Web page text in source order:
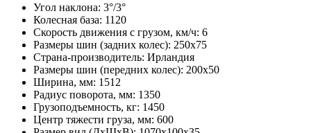
Угол наклона: 3°/3°
Колесная база: 1120
Скорость движения с грузом, км/ч: 6
Размеры шин (задних колес): 250х75
Страна-производитель: Ирландия
Размеры шин (передних колес): 200х50
Ширина, мм: 1512
Радиус поворота, мм: 1350
Грузоподъемность, кг: 1450
Центр тяжести груза, мм: 600